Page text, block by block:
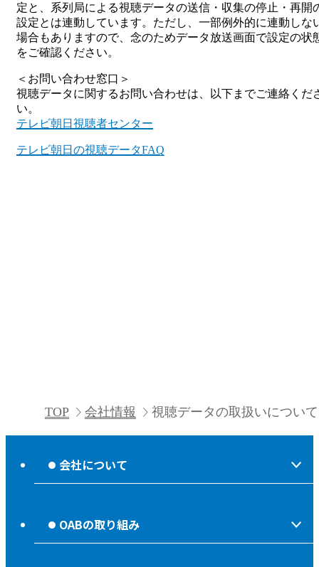
定と、系列局による視聴データの送信・収集の停止・再開
設定とは連動しています。ただし、一部例外的に連動しな
場合もありますので、念のためデータ放送画面で設定の状
をご確認ください。
＜お問い合わせ窓口＞
視聴データに関するお問い合わせは、以下までご連絡くだ
い。
テレビ朝日視聴者センター
テレビ朝日の視聴データFAQ
TOP 会社情報 視聴データの取扱いについて
会社について
OABからのお知らせ
OABの取り組み